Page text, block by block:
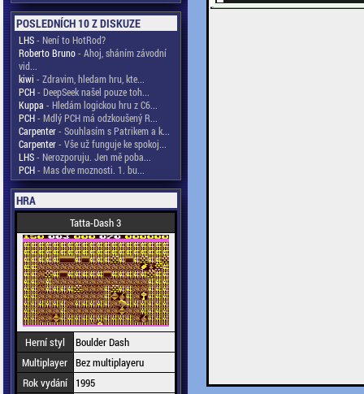
POSLEDNÍCH 10 Z DISKUZE
LHS- Není to HotRod?
Roberto Bruno- Ahoj, sháním závodní
vid...
kiwi - Zdravim, hledam hru, kte...
PCH- DeepSeek našel pouze toh...
Kuppa - Hledám logickou hru z C6...
PCH- Mdlý PCH má odzkoušený R...
Carpenter- Souhlasím s Patrikem a k...
Carpenter- Vše už funguje ke spokoj...
LHS- Nerozporuju. Jen mě poba...
PCH- Mas dve moznosti. 1. bu...
HRA
Tatta-Dash 3
Herní styl
Boulder Dash
Multiplayer Bez multiplayeru
Rok vydání
1995